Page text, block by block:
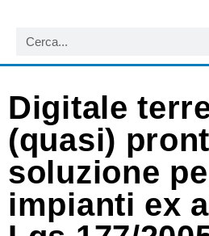
Digitale
(quasi)
soluzione
impianti ex